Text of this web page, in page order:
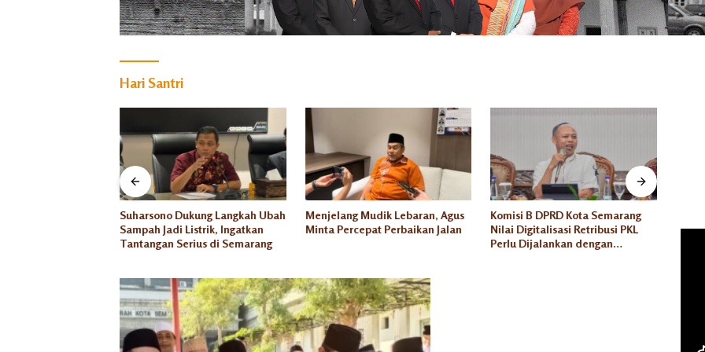
Hari Santri
Suharsono Dukung Langkah Ubah
Sampah Jadi Listrik, Ingatkan
Tantangan Serius di Semarang
Menjelang Mudik Lebaran, Agus
Minta Percepat Perbaikan Jalan
Komisi B DPRD Kota Semarang
Nilai Digitalisasi Retribusi PKL
Perlu Dijalankan dengan